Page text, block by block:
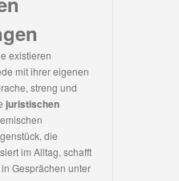
existieren
mit ihrer eigenen
streng und
juristischen
die
im Alltag, schafft
Gesprächen unter